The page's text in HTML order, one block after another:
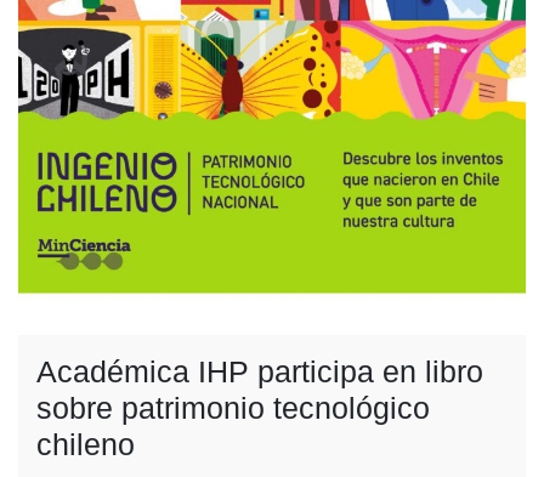
Académica IHP participa en libro
sobre patrimonio tecnológico
chileno